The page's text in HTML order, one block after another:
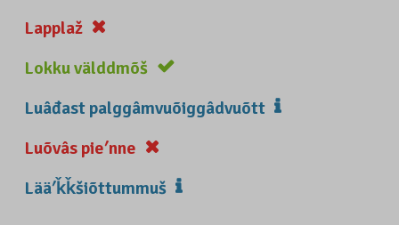
Lapplaž
Lokku välddmõš
Luâđast palggâmvuõiggâdvuõtt
Luõvâs pieʹnne
Lääʹǩǩšiõttummuš